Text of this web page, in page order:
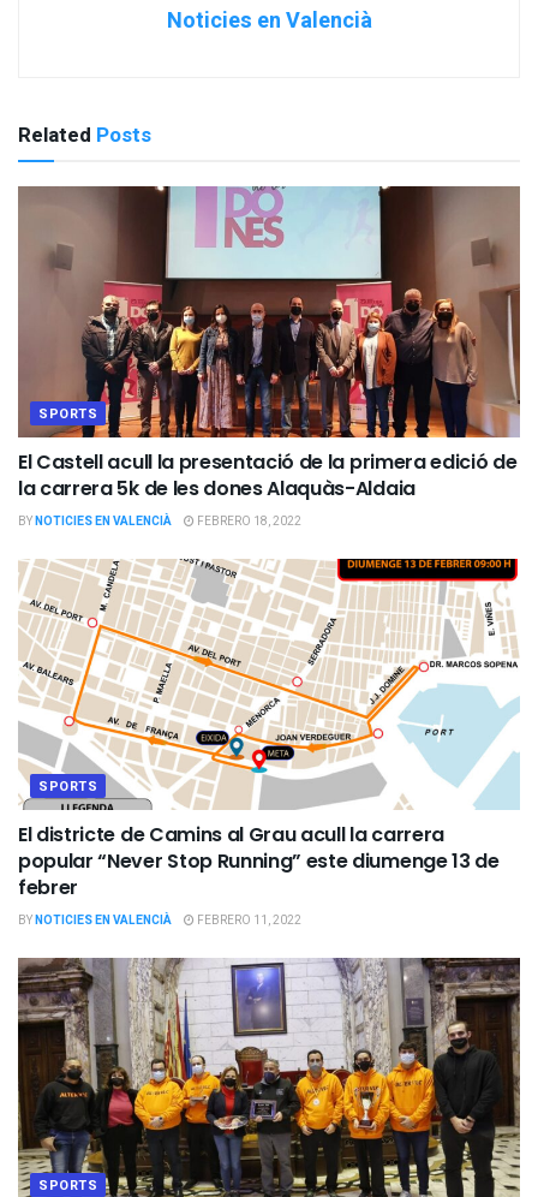
Noticies en Valencià
Related Posts
SPORTS
El Castell acull la presentació de la primera edició de
la carrera 5k de les dones Alaquàs-Aldaia
BYNOTICIES EN VALENCIÀ FEBRERO 18, 2022
SPORTS
El districte de Camins al Grau acull la carrera
popular “Never Stop Running” este diumenge 13 de
febrer
BYNOTICIES EN VALENCIÀ FEBRERO 11, 2022
SPORTS